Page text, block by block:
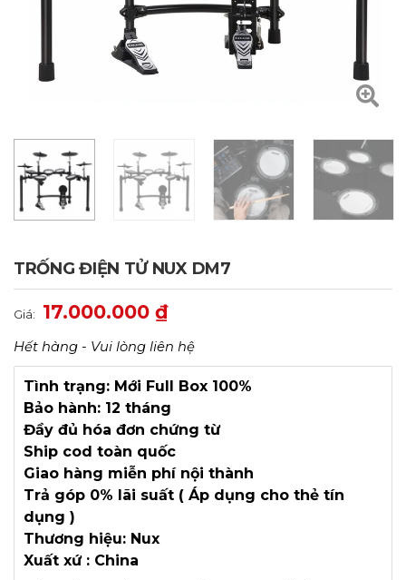
TRỐNG ĐIỆN TỬ NUX DM7
Giá: 17.000.000 ₫
Hết hàng - Vui lòng liên hệ
Tình trạng: Mới Full Box 100%
Bảo hành: 12 tháng
Đầy đủ hóa đơn chứng từ
Ship cod toàn quốc
Giao hàng miễn phí nội thành
Trả góp 0% lãi suất ( Áp dụng cho thẻ tín
dụng )
Thương hiệu: Nux
Xuất xứ : China